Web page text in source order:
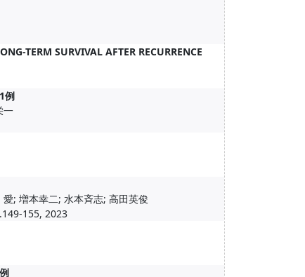
TERM SURVIVAL AFTER RECURRENCE
例
一
; 増本幸二; 水本斉志; 高田英俊
155, 2023